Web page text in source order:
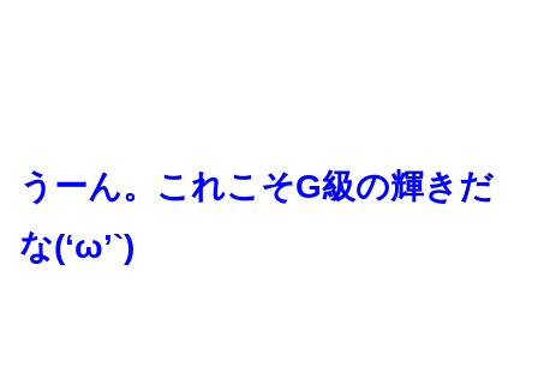
うーん。これこそG級の輝きだ
な(‘ω’`)